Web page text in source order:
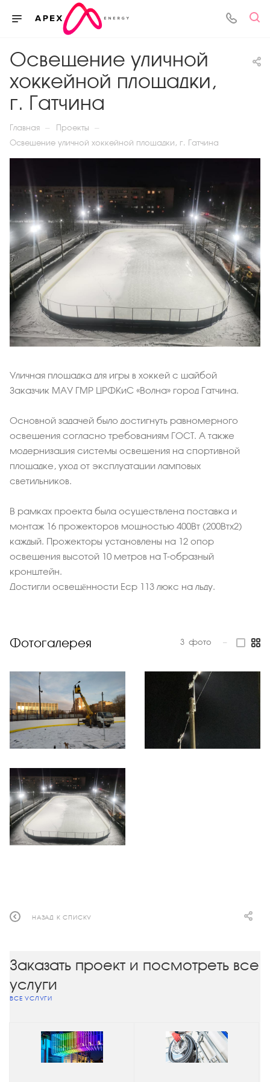
Освещение уличной
хоккейной площадки,
г. Гатчина
Главная — Проекты —
Освещение уличной хоккейной площадки, г. Гатчина
Уличная площадка для игры в хоккей с шайбой
Заказчик МАУ ГМР ЦРФКиС «Волна» город Гатчина.
Основной задачей было достигнуть равномерного
освещения согласно требованиям ГОСТ. А также
модернизация системы освещения на спортивной
площадке, уход от эксплуатации ламповых
светильников.
В рамках проекта была осуществлена поставка и
монтаж 16 прожекторов мощностью 400Вт (200Втх2)
каждый. Прожекторы установлены на 12 опор
освещения высотой 10 метров на Т-образный
кронштейн.
Достигли освещённости Еср 113 люкс на льду.
Фотогалерея 3 фото —
НАЗАД К СПИСКУ
Заказать проект и посмотреть все
услуги
ВСЕ УСЛУГИ